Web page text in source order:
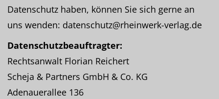
Datenschutz haben, können Sie sich gerne an
uns wenden: datenschutz@rheinwerk-verlag.de
Datenschutzbeauftragter:
Rechtsanwalt Florian Reichert
Scheja & Partners GmbH & Co. KG
Adenauerallee 136